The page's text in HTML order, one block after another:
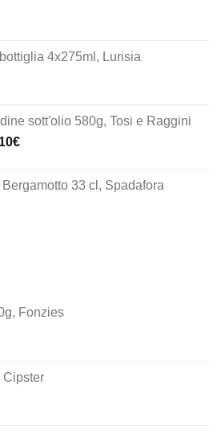
4x275ml, Lurisia
sott'olio 580g, Tosi e Raggini
€Il
è:
33 cl, Spadafora
Fonzies
Cipster